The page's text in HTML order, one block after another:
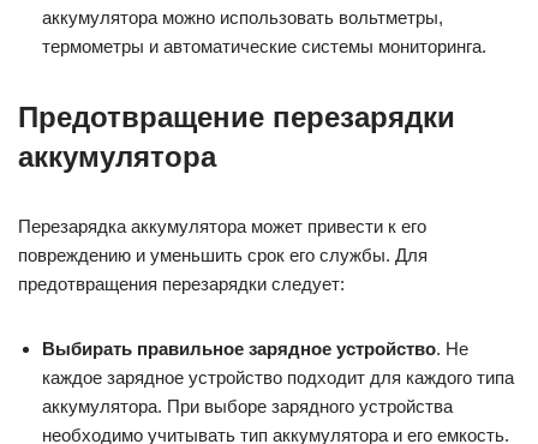
аккумулятора можно использовать вольтметры,
термометры и автоматические системы мониторинга.
Предотвращение перезарядки
аккумулятора
Перезарядка аккумулятора может привести к его
повреждению и уменьшить срок его службы. Для
предотвращения перезарядки следует:
Выбирать правильное зарядное устройство. Не
каждое зарядное устройство подходит для каждого типа
аккумулятора. При выборе зарядного устройства
необходимо учитывать тип аккумулятора и его емкость.